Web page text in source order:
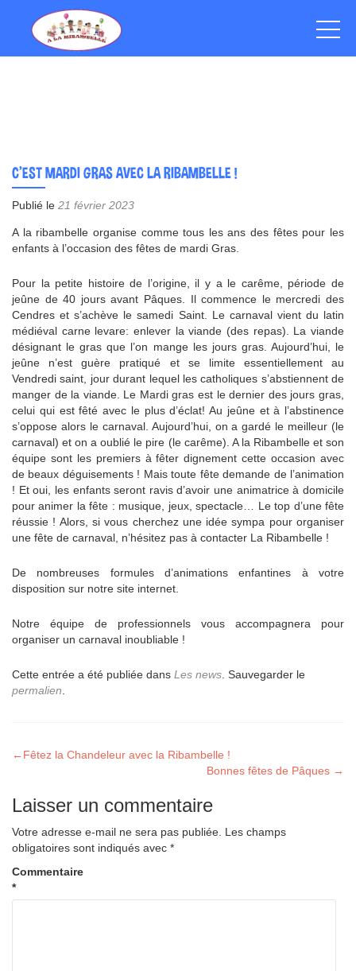
C’EST MARDI GRAS AVEC LA RIBAMBELLE !
Publié le 21 février 2023
A la ribambelle organise comme tous les ans des fêtes pour les
enfants à l’occasion des fêtes de mardi Gras.
Pour la petite histoire de l’origine, il y a le carême, période de
jeûne de 40 jours avant Pâques. Il commence le mercredi des
Cendres et s’achève le samedi Saint. Le carnaval vient du latin
médiéval carne levare: enlever la viande (des repas). La viande
désignant le gras que l’on mange les jours gras. Aujourd’hui, le
jeûne n’est guère pratiqué et se limite essentiellement au
Vendredi saint, jour durant lequel les catholiques s’abstiennent de
manger de la viande. Le Mardi gras est le dernier des jours gras,
celui qui est fêté avec le plus d’éclat! Au jeûne et à l’abstinence
s’oppose alors le carnaval. Aujourd’hui, on a gardé le meilleur (le
carnaval) et on a oublié le pire (le carême). A la Ribambelle et son
équipe sont les premiers à fêter dignement cette occasion avec
de beaux déguisements ! Mais toute fête demande de l’animation
! Et oui, les enfants seront ravis d’avoir une animatrice à domicile
pour animer la fête : musique, jeux, spectacle… Le top d’une fête
réussie ! Alors, si vous cherchez une idée sympa pour organiser
une fête de carnaval, n’hésitez pas à contacter La Ribambelle !
De nombreuses formules d’animations enfantines à votre
disposition sur notre site internet.
Notre équipe de professionnels vous accompagnera pour
organiser un carnaval inoubliable !
Cette entrée a été publiée dans Les news. Sauvegarder le
permalien.
Navigation
l’article
←Fêtez la Chandeleur avec la Ribambelle !
Bonnes fêtes de Pâques →
Laisser un commentaire
Votre adresse e-mail ne sera pas publiée. Les champs
obligatoires sont indiqués avec *
Commentaire
*